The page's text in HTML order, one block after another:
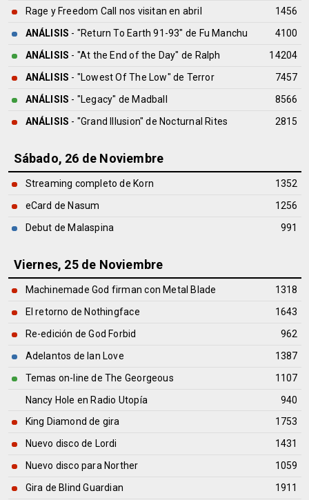
Rage y Freedom Call nos visitan en abril
1456
ANÁLISIS - "Return To Earth 91-93" de Fu Manchu
4100
ANÁLISIS - "At the End of the Day" de Ralph
14204
ANÁLISIS - "Lowest Of The Low" de Terror
7457
ANÁLISIS - "Legacy" de Madball
8566
ANÁLISIS - "Grand Illusion" de Nocturnal Rites 2815
Sábado, 26 de Noviembre
Streaming completo de Korn
1352
eCard de Nasum
1256
Debut de Malaspina
991
Viernes, 25 de Noviembre
Machinemade God firman con Metal Blade
1318
El retorno de Nothingface
1643
Re-edición de God Forbid
962
Adelantos de Ian Love
1387
Temas on-line de The Georgeous
1107
Nancy Hole en Radio Utopía
940
King Diamond de gira
1753
Nuevo disco de Lordi
1431
Nuevo disco para Norther
1059
Gira de Blind Guardian
1911